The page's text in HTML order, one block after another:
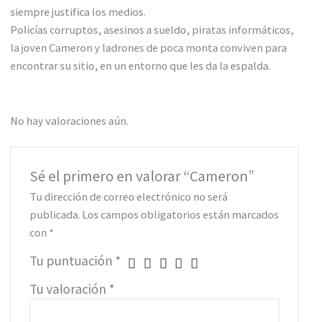
siempre justifica los medios.
Policías corruptos, asesinos a sueldo, piratas informáticos,
la joven Cameron y ladrones de poca monta conviven para
encontrar su sitio, en un entorno que les da la espalda.
No hay valoraciones aún.
Sé el primero en valorar “Cameron”
Tu dirección de correo electrónico no será
publicada. Los campos obligatorios están marcados
con *
Tu puntuación *
Tu valoración *